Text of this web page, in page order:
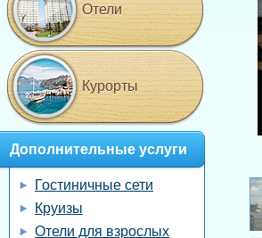
Отели
Курорты
Дополнительные услуги
Гостиничные сети
Круизы
Отели для взрослых